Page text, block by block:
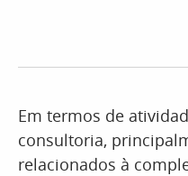
Em termos de
consultoria,
relacionados à